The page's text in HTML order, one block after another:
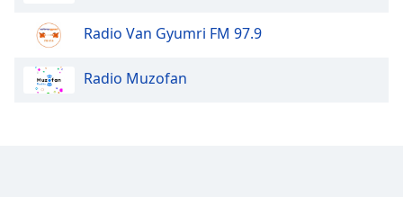
Opacity
Caption
Radio Van Gyumri FM 97.9
Radio Muzofan